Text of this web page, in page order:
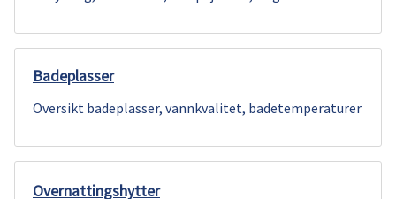
n
Badeplasser
Oversikt badeplasser, vannkvalitet, badetemperaturer
Overnattingshytter